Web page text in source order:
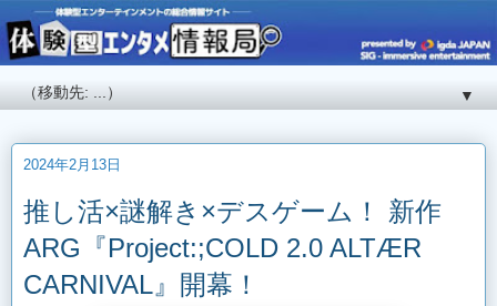
▼
2024年2月13日
推し活×謎解き×デスゲーム！ 新作
ARG『Project:;COLD 2.0 ALTÆR
CARNIVAL』開幕！